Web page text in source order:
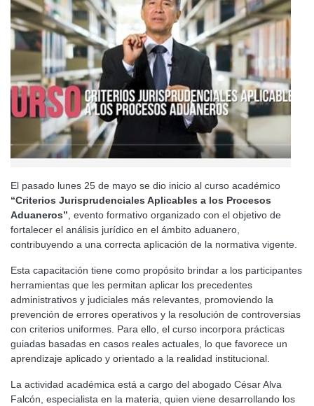
El pasado lunes 25 de mayo se dio inicio al curso académico
“Criterios Jurisprudenciales Aplicables a los Procesos
Aduaneros” , evento formativo organizado con el objetivo de
fortalecer el análisis jurídico en el ámbito aduanero,
contribuyendo a una correcta aplicación de la normativa vigente.
Esta capacitación tiene como propósito brindar a los participantes
herramientas que les permitan aplicar los precedentes
administrativos y judiciales más relevantes, promoviendo la
prevención de errores operativos y la resolución de controversias
con criterios uniformes. Para ello, el curso incorpora prácticas
guiadas basadas en casos reales actuales, lo que favorece un
aprendizaje aplicado y orientado a la realidad institucional.
La actividad académica está a cargo del abogado César Alva
Falcón, especialista en la materia, quien viene desarrollando los